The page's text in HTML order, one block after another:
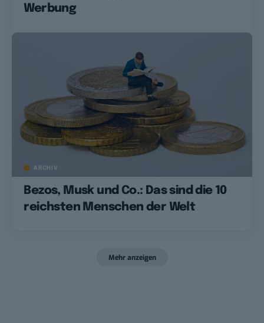
Werbung
ARCHIV
Bezos, Musk und Co.: Das sind die 10
reichsten Menschen der Welt
Mehr anzeigen